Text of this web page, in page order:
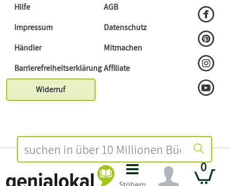
0
Hilfe
AGB
Impressum
Datenschutz
Händler
Mitmachen
BarrierefreiheitserklärungAffiliate
Widerruf